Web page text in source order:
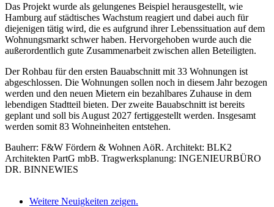
Das Projekt wurde als gelungenes Beispiel herausgestellt, wie
Hamburg auf städtisches Wachstum reagiert und dabei auch für
diejenigen tätig wird, die es aufgrund ihrer Lebenssituation auf dem
Wohnungsmarkt schwer haben. Hervorgehoben wurde auch die
außerordentlich gute Zusammenarbeit zwischen allen Beteiligten.
Der Rohbau für den ersten Bauabschnitt mit 33 Wohnungen ist
abgeschlossen. Die Wohnungen sollen noch in diesem Jahr bezogen
werden und den neuen Mietern ein bezahlbares Zuhause in dem
lebendigen Stadtteil bieten. Der zweite Bauabschnitt ist bereits
geplant und soll bis August 2027 fertiggestellt werden. Insgesamt
werden somit 83 Wohneinheiten entstehen.
Bauherr: F&W Fördern & Wohnen AöR. Architekt: BLK2
Architekten PartG mbB. Tragwerksplanung: INGENIEURBÜRO
DR. BINNEWIES
Weitere Neuigkeiten zeigen.